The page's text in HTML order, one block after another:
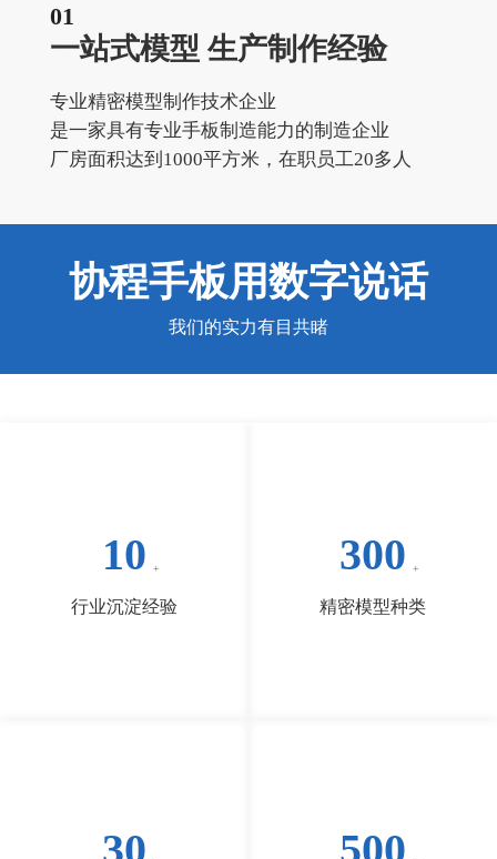
01
一站式模型 生产制作经验
专业精密模型制作技术企业
是一家具有专业手板制造能力的制造企业
厂房面积达到1000平方米，在职员工20多人
协程手板用数字说话
我们的实力有目共睹
10
行业沉淀经验
300
精密模型种类